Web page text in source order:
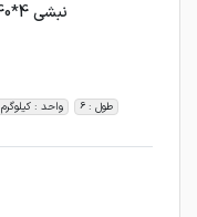
نبشی 4*40*40 شکفته مشهد 6 متری
طول : 6 واحد : کیلوگرم